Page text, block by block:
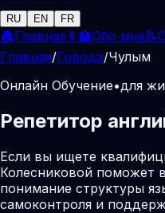
RU EN FR
🏠Главная 👩‍🏫Обо мне📝
Главная/Города/Чулым
Онлайн Обучение•для
Репетитор
Если вы ищете
Колесниковой поможет
понимание структуры
самоконтроля и